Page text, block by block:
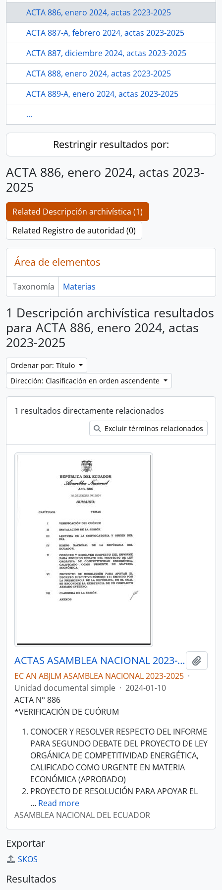
ACTA 886, enero 2024, actas 2023-2025
ACTA 887-A, febrero 2024, actas 2023-2025
ACTA 887, diciembre 2024, actas 2023-2025
ACTA 888, enero 2024, actas 2023-2025
ACTA 889-A, enero 2024, actas 2023-2025
...
Restringir resultados por:
ACTA 886, enero 2024, actas 2023-
2025
Related Descripción archivística (1)
Related Registro de autoridad (0)
Área de elementos
Taxonomía Materias
1 Descripción archivística resultados
para ACTA 886, enero 2024, actas
2023-2025
Ordenar por: Título
Dirección: Clasificación en orden ascendente
1 resultados directamente relacionados
Excluir términos relacionados
ACTAS ASAMBLEA NACIONAL 2023-2025
EC AN ABJLM ASAMBLEA NACIONAL 2023-2025 ·
Unidad documental simple · 2024-01-10
ACTA N° 886
*VERIFICACIÓN DE CUÓRUM
CONOCER Y RESOLVER RESPECTO DEL INFORME
PARA SEGUNDO DEBATE DEL PROYECTO DE LEY
ORGÁNICA DE COMPETITIVIDAD ENERGÉTICA,
CALIFICADO COMO URGENTE EN MATERIA
ECONÓMICA (APROBADO)
PROYECTO DE RESOLUCIÓN PARA APOYAR EL
… Read more
ASAMBLEA NACIONAL DEL ECUADOR
Exportar
SKOS
Resultados